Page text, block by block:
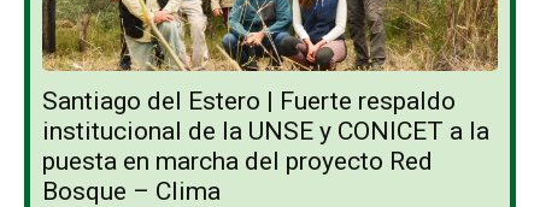
Santiago del Estero | Fuerte respaldo
institucional de la UNSE y CONICET a la
puesta en marcha del proyecto Red
Bosque – Clima